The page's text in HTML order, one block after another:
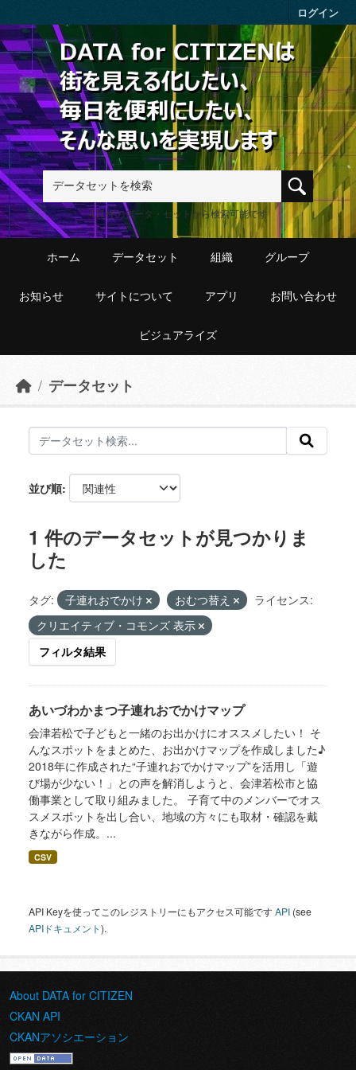
ログイン
411件のデータ・セットから検索可能です
ホーム データセット 組織 グループ
お知らせ サイトについて アプリ お問い合わせ
ビジュアライズ
データセット
並び順
1 件のデータセットが見つかりま
した
タグ: 子連れおでかけ おむつ替え
ライセンス:
クリエイティブ・コモンズ 表示
フィルタ結果
あいづわかまつ子連れおでかけマップ
会津若松で子どもと一緒のお出かけにオススメしたい！ そ
んなスポットをまとめた、お出かけマップを作成しました♪
2018年に作成された“子連れおでかけマップ”を活用し「遊
び場が少ない！」との声を解消しようと、会津若松市と協
働事業として取り組みました。 子育て中のメンバーでオス
スメスポットを出し合い、地域の方々にも取材・確認を戴
きながら作成。...
CSV
API Keyを使ってこのレジストリーにもアクセス可能ですAPI (see
APIドキュメント).
About DATA for CITIZEN
CKAN API
CKANアソシエーション